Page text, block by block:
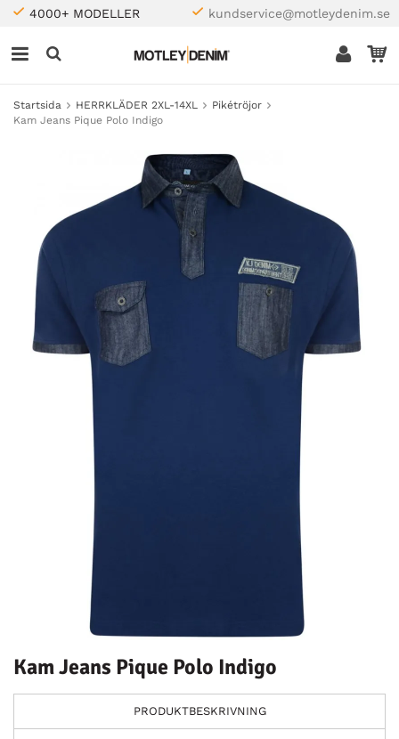
4000+ MODELLER kundservice@motleydenim.se
Startsida HERRKLÄDER 2XL-14XL
Pikétröjor
Kam Jeans Pique Polo Indigo
Kam Jeans Pique Polo Indigo
PRODUKTBESKRIVNING